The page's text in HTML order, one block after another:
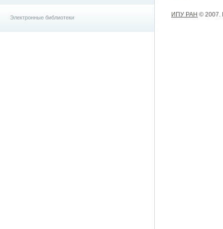
Электронные библиотеки ИПУ РАН © 2007.